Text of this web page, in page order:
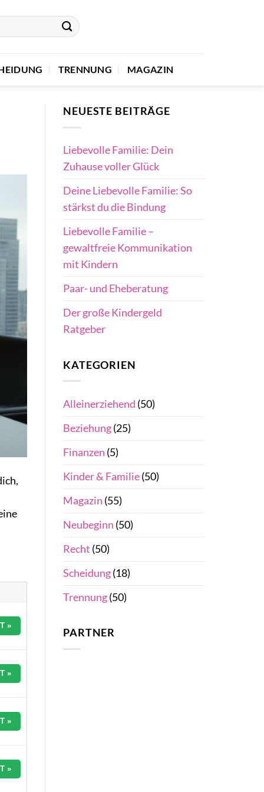
TRENNUNG MAGAZIN
»
»
»
»
NEUESTE BEITRÄGE
Liebevolle Familie: Dein
Zuhause voller Glück
Deine Liebevolle Familie: So
stärkst du die Bindung
Liebevolle Familie –
gewaltfreie Kommunikation
mit Kindern
Paar- und Eheberatung
Der große Kindergeld
Ratgeber
KATEGORIEN
Alleinerziehend (50)
Beziehung(25)
Finanzen (5)
Kinder & Familie(50)
Magazin (55)
Neubeginn (50)
Recht (50)
Scheidung(18)
Trennung(50)
PARTNER